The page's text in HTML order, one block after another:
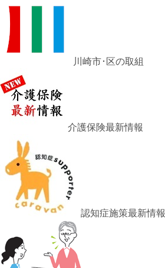
川崎市･区の取組
介護保険最新情報
認知症施策最新情報